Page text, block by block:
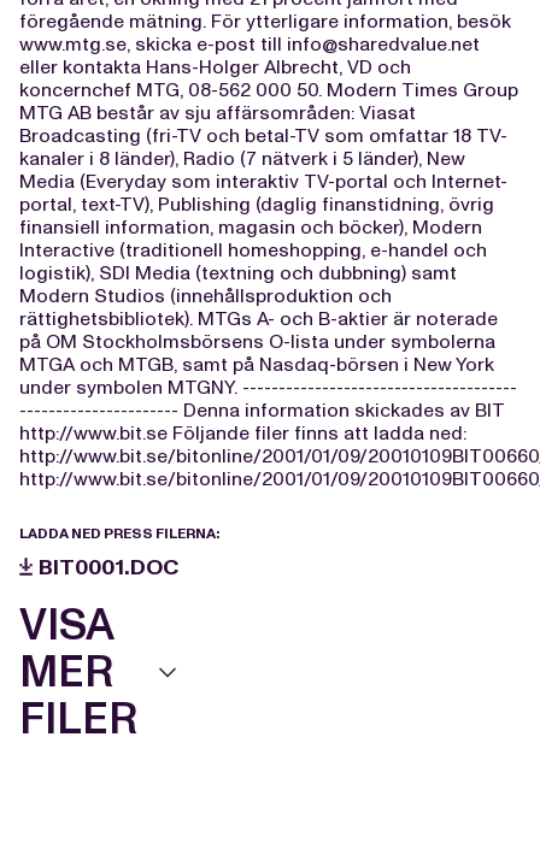
föregående mätning. För ytterligare information, besök
www.mtg.se, skicka e-post till info@sharedvalue.net
eller kontakta Hans-Holger Albrecht, VD och
koncernchef MTG, 08-562 000 50. Modern Times Group
MTG AB består av sju affärsområden: Viasat
Broadcasting (fri-TV och betal-TV som omfattar 18 TV-
kanaler i 8 länder), Radio (7 nätverk i 5 länder), New
Media (Everyday som interaktiv TV-portal och Internet-
portal, text-TV), Publishing (daglig finanstidning, övrig
finansiell information, magasin och böcker), Modern
Interactive (traditionell homeshopping, e-handel och
logistik), SDI Media (textning och dubbning) samt
Modern Studios (innehållsproduktion och
rättighetsbibliotek). MTGs A- och B-aktier är noterade
på OM Stockholmsbörsens O-lista under symbolerna
MTGA och MTGB, samt på Nasdaq-börsen i New York
under symbolen MTGNY. --------------------------------------
---------------------- Denna information skickades av BIT
http://www.bit.se Följande filer finns att ladda ned:
http://www.bit.se/bitonline/2001/01/09/
http://www.bit.se/bitonline/2001/01/09/
LADDA NED PRESS FILERNA:
BIT0001.DOC
VISA
MER
FILER